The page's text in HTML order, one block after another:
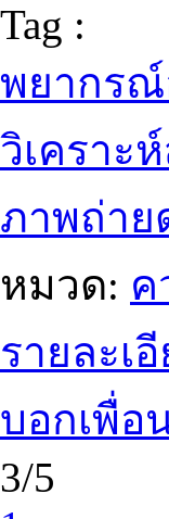
Tag :
พยากร
วิเคราะ
ภาพถ่าย
หมวด: ค
รายละเ
บอกเพื่อ
3/5